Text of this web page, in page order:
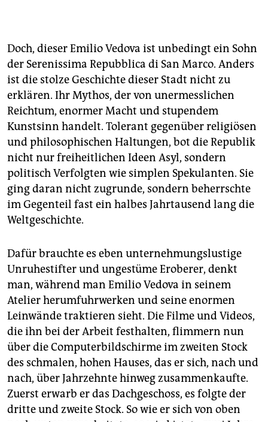
Doch, dieser Emilio Vedova ist unbedingt ein Sohn
der Serenissima Repubblica di San Marco. Anders
ist die stolze Geschichte dieser Stadt nicht zu
erklären. Ihr Mythos, der von unermesslichen
Reichtum, enormer Macht und stupendem
Kunstsinn handelt. Tolerant gegenüber religiösen
und philosophischen Haltungen, bot die Republik
nicht nur freiheitlichen Ideen Asyl, sondern
politisch Verfolgten wie simplen Spekulanten. Sie
ging daran nicht zugrunde, sondern beherrschte
im Gegenteil fast ein halbes Jahrtausend lang die
Weltgeschichte.
Dafür brauchte es eben unternehmungslustige
Unruhestifter und ungestüme Eroberer, denkt
man, während man Emilio Vedova in seinem
Atelier herumfuhrwerken und seine enormen
Leinwände traktieren sieht. Die Filme und Videos,
die ihn bei der Arbeit festhalten, flimmern nun
über die Computerbildschirme im zweiten Stock
des schmalen, hohen Hauses, das er sich, nach und
nach, über Jahrzehnte hinweg zusammenkaufte.
Zuerst erwarb er das Dachgeschoss, es folgte der
dritte und zweite Stock. So wie er sich von oben